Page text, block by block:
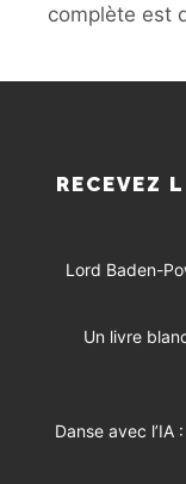
complète est
RECEVEZ
Lord Baden-
Un livre
Danse avec